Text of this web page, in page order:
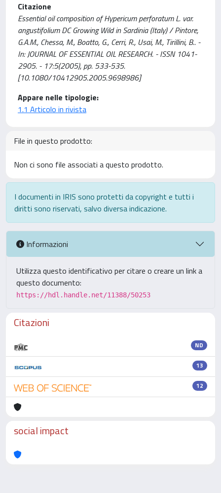
Citazione
Essential oil composition of Hypericum perforatum L. var.
angustifolium DC Growing Wild in Sardinia (Italy) / Pintore,
G.A.M., Chessa, M., Boatto, G., Cerri, R., Usai, M., Tirillini, B.. -
In: JOURNAL OF ESSENTIAL OIL RESEARCH. - ISSN 1041-
2905. - 17:5(2005), pp. 533-535.
[10.1080/10412905.2005.9698986]
Appare nelle tipologie:
1.1 Articolo in rivista
File in questo prodotto:
Non ci sono file associati a questo prodotto.
I documenti in IRIS sono protetti da copyright e tutti i
diritti sono riservati, salvo diversa indicazione.
Informazioni
Utilizza questo identificativo per citare o creare un link a
questo documento:
https://hdl.handle.net/11388/50253
Citazioni
ND
13
12
social impact